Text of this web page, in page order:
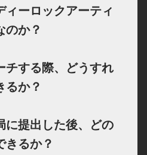
ィーロックアーティ
のか？
チする際、どうすれ
るか？
に提出した後、どの
きるか？